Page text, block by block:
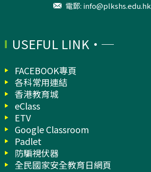
電郵: info@plkshs.edu.hk
USEFUL LINK
FACEBOOK專頁
各科常用連結
香港教育城
eClass
ETV
Google Classroom
Padlet
防騙視伏器
全民國家安全教育日網頁